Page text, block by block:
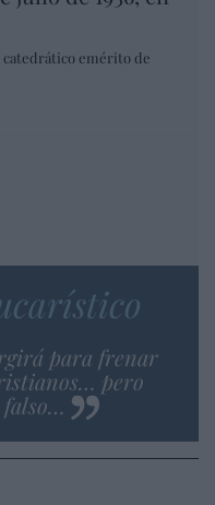
catedrático emérito de
para frenar
pero
falso…